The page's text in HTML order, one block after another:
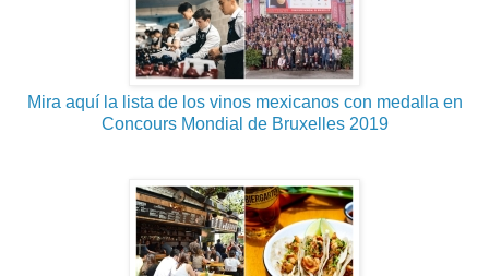
Mira aquí la lista de los vinos mexicanos con medalla en
Concours Mondial de Bruxelles 2019